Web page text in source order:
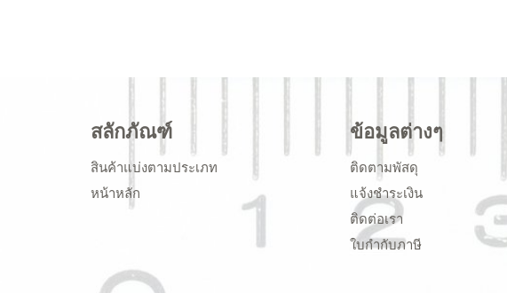
สลักภัณฑ์
สินค้าแบ่งตามประเภท
หน้าหลัก
ข้อมูลต่างๆ
ติดตามพัสดุ
แจ้งชำระเงิน
ติดต่อเรา
ใบกำกับภาษี